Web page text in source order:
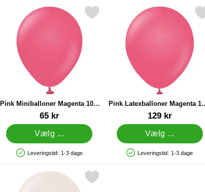
som favorit
Pink Miniballoner Magenta 100-
pak
65 kr
Vælg ...
Produkttilgængelighed: På lager
Leveringstid: 1-3 dage
Markér pink Miniballoner Magenta 100-pak som favorit
Pink Latexballoner Magenta
pak
Varenr 38390129 kr
Vælg ...
Produkttilgængelighed: På lager
Leveringstid: 1-3 dage
Markér pink Latexballoner
pak som favorit
beige Store Standard Latexballoner White Sand som favorit